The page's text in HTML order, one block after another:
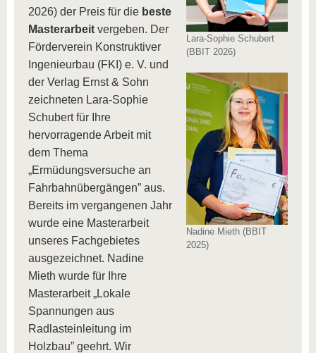
Lara-Sophie Schubert
(BBIT 2026)
Nadine Mieth (BBIT
2025)
2026) der Preis für die beste
Masterarbeit vergeben. Der
Förderverein Konstruktiver
Ingenieurbau (FKI) e. V. und
der Verlag Ernst & Sohn
zeichneten Lara-Sophie
Schubert für Ihre
hervorragende Arbeit mit
dem Thema
„Ermüdungsversuche an
Fahrbahnübergängen” aus.
Bereits im vergangenen Jahr
wurde eine Masterarbeit
unseres Fachgebietes
ausgezeichnet. Nadine
Mieth wurde für Ihre
Masterarbeit „Lokale
Spannungen aus
Radlasteinleitung im
Holzbau” geehrt. Wir